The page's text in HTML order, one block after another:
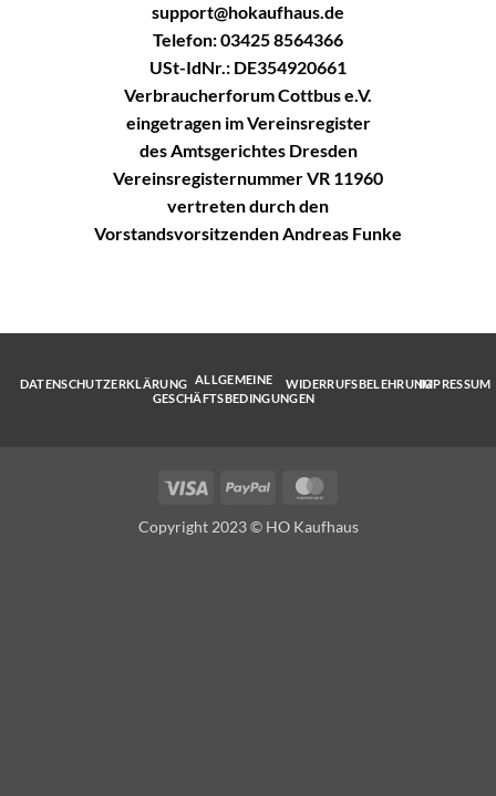
support@hokaufhaus.de
Telefon: 03425 8564366
USt-IdNr.: DE354920661
Verbraucherforum Cottbus e.V.
eingetragen im Vereinsregister
des Amtsgerichtes Dresden
Vereinsregisternummer VR 11960
vertreten durch den
Vorstandsvorsitzenden Andreas Funke
DATENSCHUTZERKLÄRUNG ALLGEMEINE
GESCHÄFTSBEDINGUNGEN
WIDERRUFSBELEHRUNGIMPRESSUM
Visa PayPal
Copyright 2023 © HO Kaufhaus